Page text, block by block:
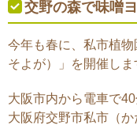
交野の森で味噌
今年も春に、私市植
そよが）」を開催しま
大阪市内から電車で40
大阪府交野市私市（